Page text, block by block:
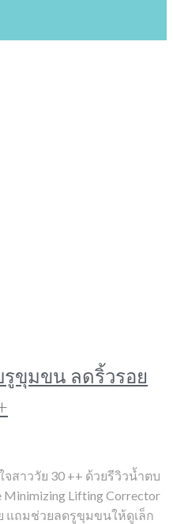
รูขุมขน ลดริ้วรอย
สาววัย 30 ++ ด้วยรีวิวน้ำตบ
Minimizing Lifting Corrector
แถมช่วยลดรูขุมขนให้ดูเล็ก